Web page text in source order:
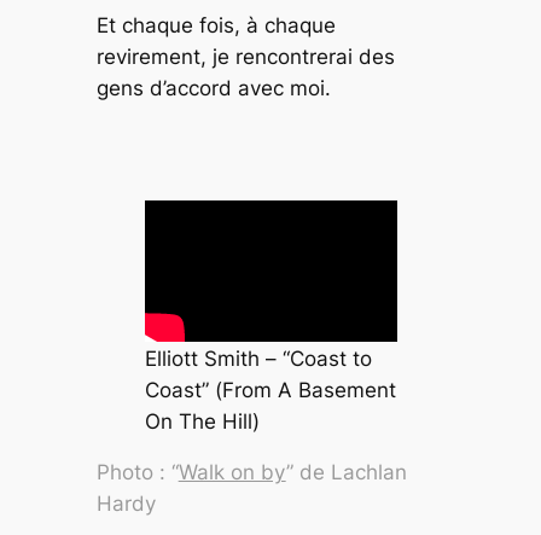
Et chaque fois, à chaque
revirement, je rencontrerai des
gens d’accord avec moi.
Elliott Smith – “Coast to
Coast” (From A Basement
On The Hill)
Photo : “Walk on by” de Lachlan
Hardy